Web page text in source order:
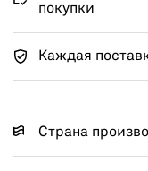
покупки
Каждая
Страна